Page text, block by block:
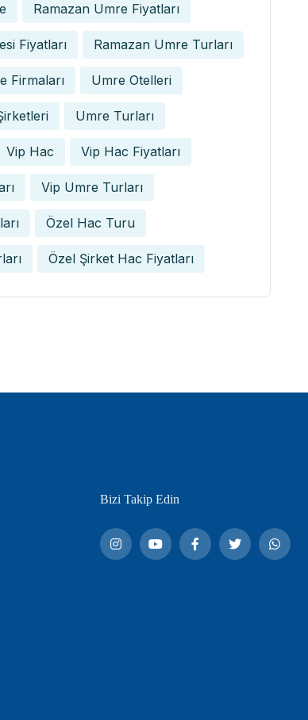
Ramazan Umre Fiyatları
Fiyatları Ramazan Umre Turları
Firmaları Umre Otelleri
Umre Turları
Vip Hac Vip Hac Fiyatları
Vip Umre Turları
Özel Hac Turu
Özel Şirket Hac Fiyatları
Bizi Takip Edin